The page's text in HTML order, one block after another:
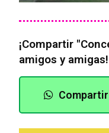
¡Compartir
amigos y amigas!